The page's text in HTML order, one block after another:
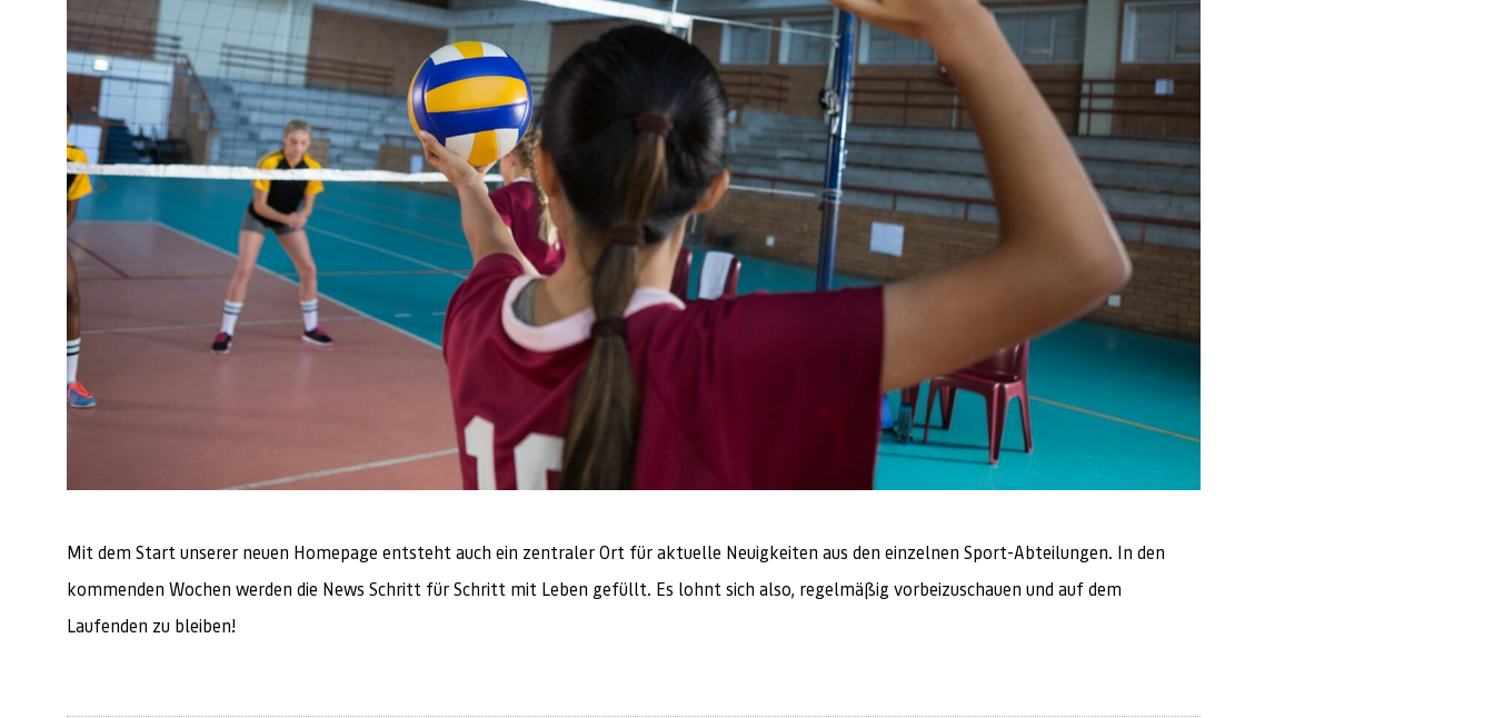
Mit dem Start unserer neuen Homepage entsteht auch ein zentraler Ort für aktuelle Neuigkeiten aus den einzelnen Sport-Abteilungen. In den
kommenden Wochen werden die News Schritt für Schritt mit Leben gefüllt. Es lohnt sich also, regelmäßig vorbeizuschauen und auf dem
Laufenden zu bleiben!